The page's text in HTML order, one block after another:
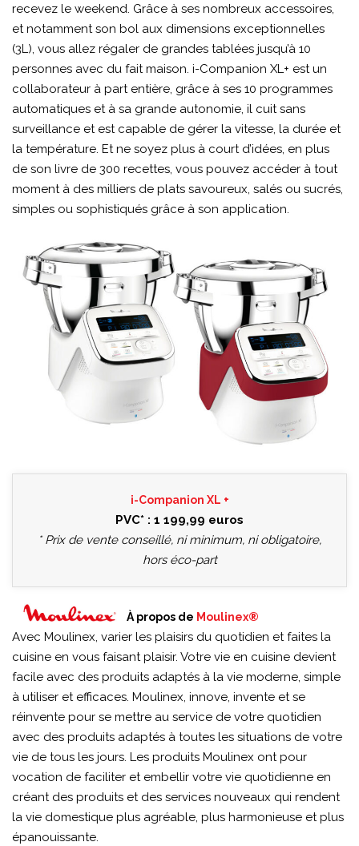
recevez le weekend. Grâce à ses nombreux accessoires,
et notamment son bol aux dimensions exceptionnelles
(3L), vous allez régaler de grandes tablées jusqu’à 10
personnes avec du fait maison. i-Companion XL+ est un
collaborateur à part entière, grâce à ses 10 programmes
automatiques et à sa grande autonomie, il cuit sans
surveillance et est capable de gérer la vitesse, la durée et
la température. Et ne soyez plus à court d’idées, en plus
de son livre de 300 recettes, vous pouvez accéder à tout
moment à des milliers de plats savoureux, salés ou sucrés,
simples ou sophistiqués grâce à son application.
i-Companion XL +
PVC* : 1 199,99 euros
* Prix de vente conseillé, ni minimum, ni obligatoire,
hors éco-part
À propos de Moulinex®
Avec Moulinex, varier les plaisirs du quotidien et faites la
cuisine en vous faisant plaisir. Votre vie en cuisine devient
facile avec des produits adaptés à la vie moderne, simple
à utiliser et efficaces. Moulinex, innove, invente et se
réinvente pour se mettre au service de votre quotidien
avec des produits adaptés à toutes les situations de votre
vie de tous les jours. Les produits Moulinex ont pour
vocation de faciliter et embellir votre vie quotidienne en
créant des produits et des services nouveaux qui rendent
la vie domestique plus agréable, plus harmonieuse et plus
épanouissante.